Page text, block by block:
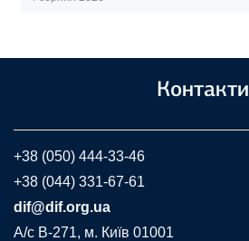
Контакти
+38 (050) 444-33-46
+38 (044) 331-67-61
dif@dif.org.ua
A/c В-271, м. Київ 01001